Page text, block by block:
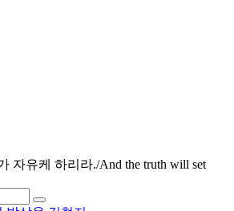
자유케 하리라./And the truth will set